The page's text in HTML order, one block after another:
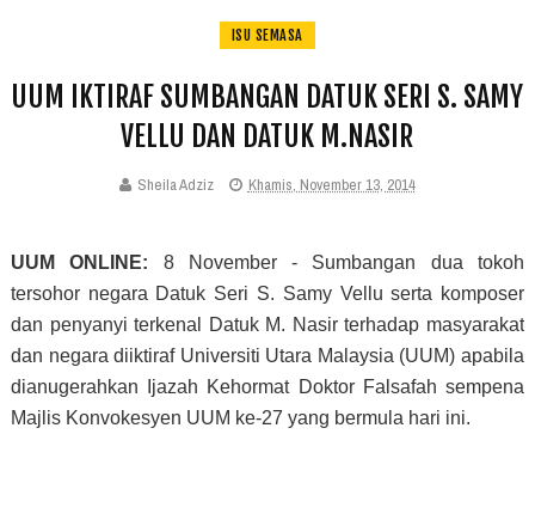
ISU SEMASA
UUM IKTIRAF SUMBANGAN DATUK SERI S. SAMY
VELLU DAN DATUK M.NASIR
Sheila Adziz Khamis, November 13, 2014
UUM ONLINE: 8 November - Sumbangan dua tokoh
tersohor negara Datuk Seri S. Samy Vellu serta komposer
dan penyanyi terkenal Datuk M. Nasir terhadap masyarakat
dan negara diiktiraf Universiti Utara Malaysia (UUM) apabila
dianugerahkan Ijazah Kehormat Doktor Falsafah sempena
Majlis Konvokesyen UUM ke-27 yang bermula hari ini.